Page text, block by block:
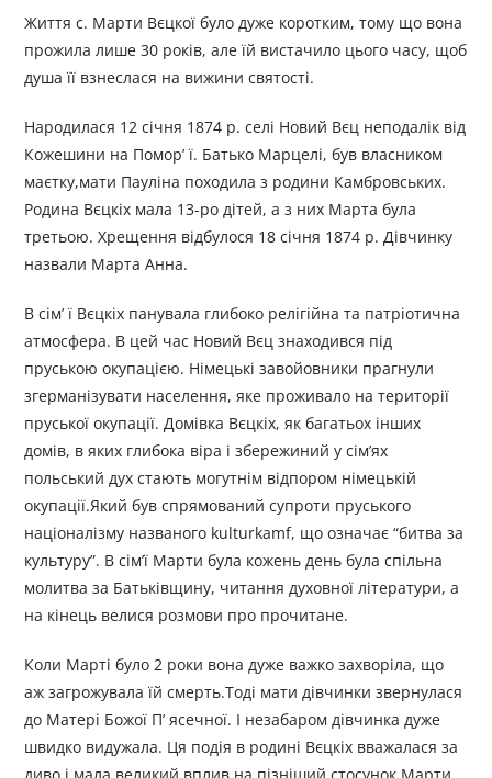
Життя с. Марти Вєцкої було дуже коротким, тому що вона
прожила лише 30 років, але їй вистачило цього часу, щоб
душа її взнеслася на вижини святості.
Народилася 12 січня 1874 р. селі Новий Вєц неподалік від
Кожешини на Помор’ ї. Батько Марцелі, був власником
маєтку,мати Пауліна походила з родини Камбровських.
Родина Вєцкіх мала 13-ро дітей, а з них Марта була
третьою. Хрещення відбулося 18 січня 1874 р. Дівчинку
назвали Марта Анна.
В сім’ ї Вєцкіх панувала глибоко релігійна та патріотична
атмосфера. В цей час Новий Вєц знаходився під
пруською окупацією. Німецькі завойовники прагнули
згерманізувати населення, яке проживало на території
пруської окупації. Домівка Вєцкіх, як багатьох інших
домів, в яких глибока віра і збережиний у сім’ях
польський дух стають могутнім відпором німецькій
окупації.Який був спрямований супроти пруського
націоналізму названого kulturkamf, що означає “битва за
культуру”. В сім’ї Марти була кожень день була спільна
молитва за Батьківщину, читання духовної літератури, а
на кінець велися розмови про прочитане.
Коли Марті було 2 роки вона дуже важко захворіла, що
аж загрожувала їй смерть.Тоді мати дівчинки звернулася
до Матері Божої П’ ясечної. І незабаром дівчинка дуже
швидко видужала. Ця подія в родині Вєцкіх вважалася за